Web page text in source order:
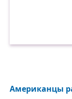
Американцы